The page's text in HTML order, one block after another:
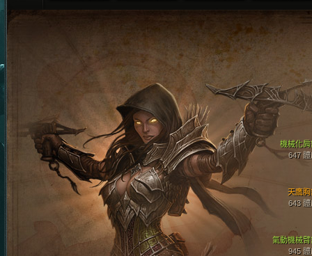
天鷹胸
643 體
氣動機械臂
945 體
機械化肩
647 體